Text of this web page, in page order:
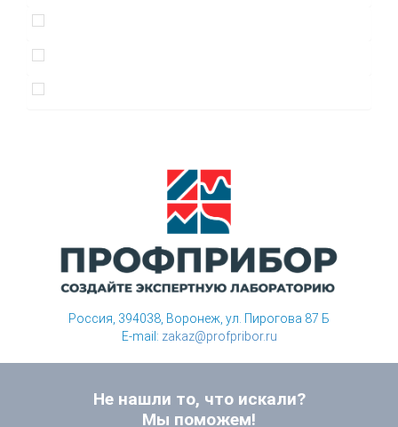
Россия, 394038, Воронеж, ул. Пирогова 87 Б
E-mail: zakaz@profpribor.ru
Не нашли то, что искали?
Мы поможем!